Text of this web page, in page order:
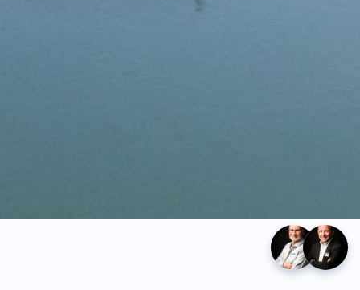
Élu.e.s